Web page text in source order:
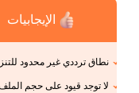
الإيجابيات
نطاق ترددي غير محدود
لا توجد قيود على حجم